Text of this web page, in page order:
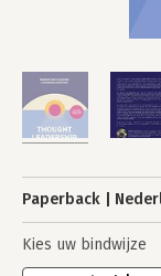
Paperback
Kies uw bindwijze